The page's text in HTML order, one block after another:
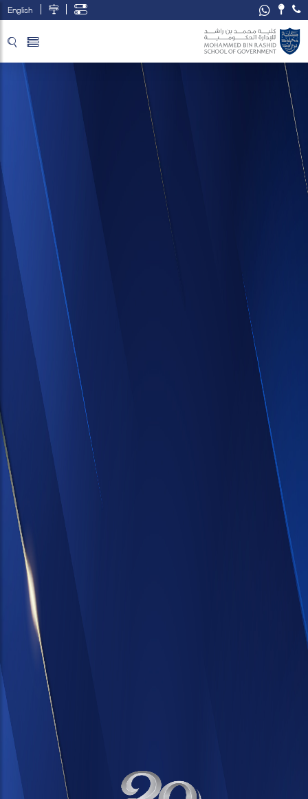
تخطي إلى المحتوى الرئيسي
فتح قائمة الوصول
English